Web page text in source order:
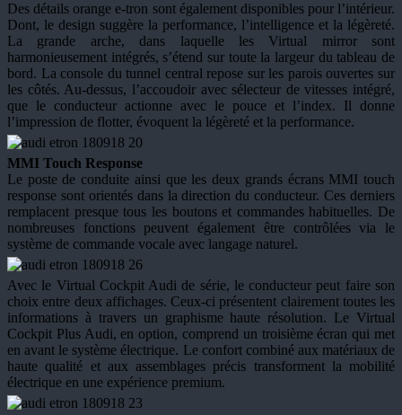
Des détails orange e-tron sont également disponibles pour l’intérieur.
Dont, le design suggère la performance, l’intelligence et la légèreté.
La grande arche, dans laquelle les Virtual mirror sont
harmonieusement intégrés, s’étend sur toute la largeur du tableau de
bord. La console du tunnel central repose sur les parois ouvertes sur
les côtés. Au-dessus, l’accoudoir avec sélecteur de vitesses intégré,
que le conducteur actionne avec le pouce et l’index. Il donne
l’impression de flotter, évoquent la légèreté et la performance.
MMI Touch Response
Le poste de conduite ainsi que les deux grands écrans MMI touch
response sont orientés dans la direction du conducteur. Ces derniers
remplacent presque tous les boutons et commandes habituelles. De
nombreuses fonctions peuvent également être contrôlées via le
système de commande vocale avec langage naturel.
Avec le Virtual Cockpit Audi de série, le conducteur peut faire son
choix entre deux affichages. Ceux-ci présentent clairement toutes les
informations à travers un graphisme haute résolution. Le Virtual
Cockpit Plus Audi, en option, comprend un troisième écran qui met
en avant le système électrique. Le confort combiné aux matériaux de
haute qualité et aux assemblages précis transforment la mobilité
électrique en une expérience premium.